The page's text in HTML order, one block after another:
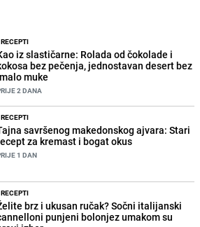
RECEPTI
iz slastičarne: Rolada od čokolade i
bez pečenja, jednostavan desert bez
muke
2 DANA
RECEPTI
savršenog makedonskog ajvara: Stari
za kremast i bogat okus
1 DAN
RECEPTI
brz i ukusan ručak? Sočni italijanski
punjeni bolonjez umakom su